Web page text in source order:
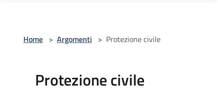
Home > Argomenti > Protezione civile
Protezione civile